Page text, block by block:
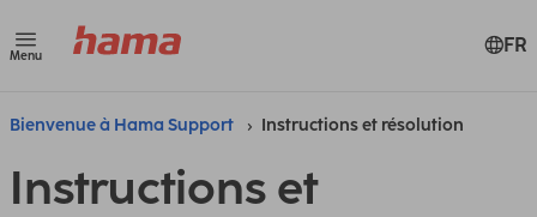
Menu FR
Bienvenue à Hama Support Instructions et résolution
Instructions et